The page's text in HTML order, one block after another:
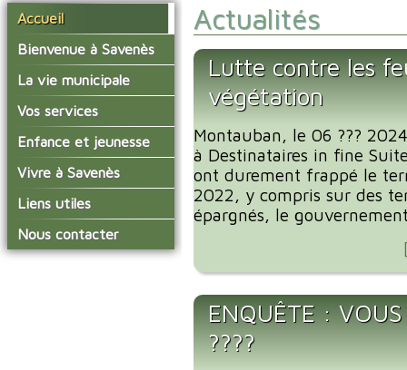
Accueil
Bienvenue à Savenès
Situer Savenès
Savenès en chiffre
L'histoire du village
Actualités de Savenès
sur ladepeche.fr
La vie municipale
Vos élus
Les compte-rendus du
conseil municipal
Les commissions
Les diverses
délégations/syndicats
L'urbanisme
Vos services
La mairie
Le service technique
Les services de l'école
Les installations
municipales
La collecte des ordures
Enfance et jeunesse
L'école primaire
La garderie et la cantine
Le temps périscolaire
La petite enfance
Vivre à Savenès
Agenda Salle des Fetes
Liens utiles
Communauté de
Communes Grand Sud
Tarn et Garonne
Nous contacter
Actualités
Lutte contre les
végétation
Montauban, le 06 ???
à Destinataires in fine
ont durement frappé le
2022, y compris sur des
épargnés, le
ENQUÊTE :
????